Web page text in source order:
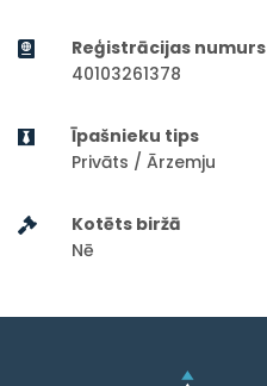
Reģistrācijas numurs
40103261378
Īpašnieku tips
Privāts / Ārzemju
Kotēts biržā
Nē